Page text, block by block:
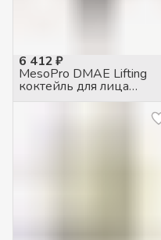
6 412 ₽
MesoPro DMAE Lifting
коктейль для лица
укрепляющий, 5мл